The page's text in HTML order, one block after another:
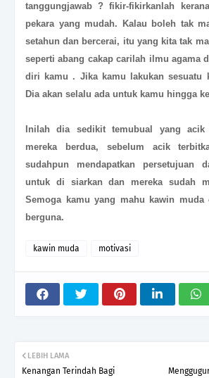
tanggungjawab ? fikir-fikirkanlah
pekara yang mudah. Kalau boleh tak
setahun dan bercerai, itu yang kita tak
seperti abang cakap carilah ilmu agama
diri kamu . Jika kamu lakukan sesuatu
Dia akan selalu ada untuk kamu hingga
Inilah dia sedikit temubual yang acik
mereka berdua, sebelum acik
sudahpun mendapatkan persetujuan
untuk di siarkan dan mereka sudah
Semoga kamu yang mahu kawin
berguna.
kawin muda motivasi
LEBIH LAMA
Kenangan Terindah Bagi